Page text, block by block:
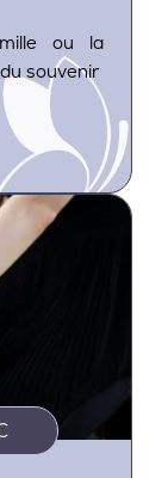
ou la
souvenir